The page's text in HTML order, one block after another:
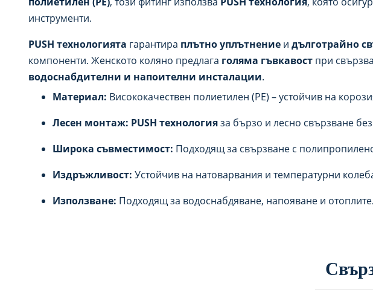
инструменти.
PUSH технологията гарантира плътно уплътнение и дълготрайно
компоненти. Женското коляно предлага голяма гъвкавост при
водоснабдителни и напоителни инсталации.
Материал: Висококачествен полиетилен (PE) – устойчив на
Лесен монтаж: PUSH технологияза бързо и лесно свързване
Широка съвместимост: Подходящ за свързване с
Издръжливост: Устойчив на натоварвания и температурни
Използване: Подходящ за водоснабдяване, напояване и